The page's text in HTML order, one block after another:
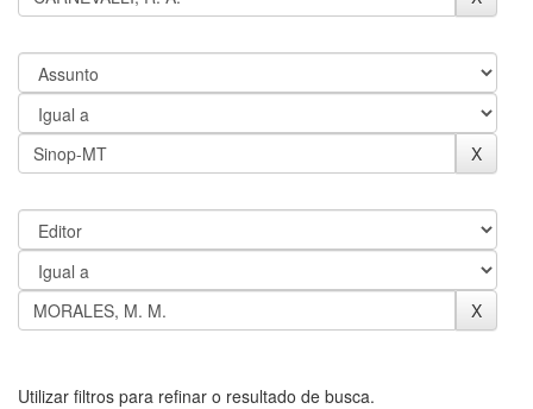
Utilizar filtros para refinar o resultado de busca.